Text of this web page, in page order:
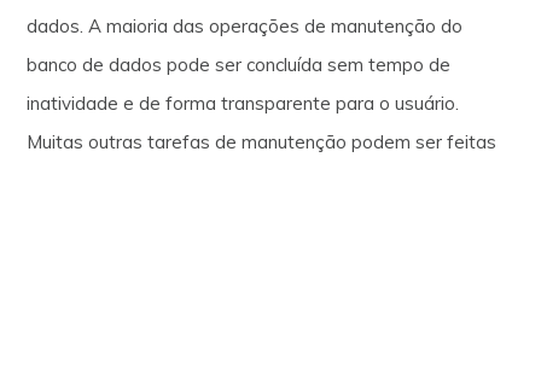
dados. A maioria das operações de manutenção do
banco de dados pode ser concluída sem tempo de
inatividade e de forma transparente para o usuário.
Muitas outras tarefas de manutenção podem ser feitas